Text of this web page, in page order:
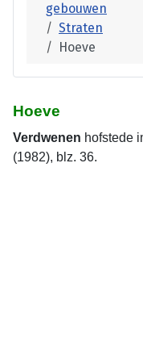
gebouwen
Straten
Hoeve
Hoeve
Verdwenen hofstede
(1982), blz. 36.